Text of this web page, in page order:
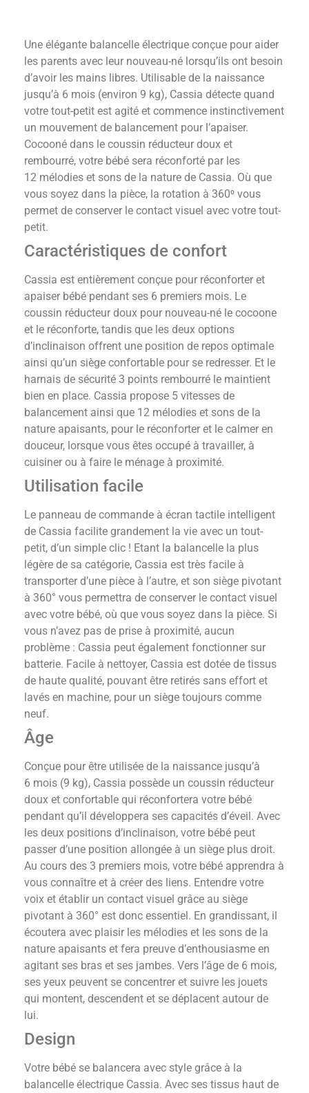
Une élégante balancelle électrique conçue pour aider
les parents avec leur nouveau-né lorsqu’ils ont besoin
d’avoir les mains libres. Utilisable de la naissance
jusqu’à 6 mois (environ 9 kg), Cassia détecte quand
votre tout-petit est agité et commence instinctivement
un mouvement de balancement pour l’apaiser.
Cocooné dans le coussin réducteur doux et
rembourré, votre bébé sera réconforté par les
12 mélodies et sons de la nature de Cassia. Où que
vous soyez dans la pièce, la rotation à 360⁰ vous
permet de conserver le contact visuel avec votre tout-
petit.
Caractéristiques de confort
Cassia est entièrement conçue pour réconforter et
apaiser bébé pendant ses 6 premiers mois. Le
coussin réducteur doux pour nouveau-né le cocoone
et le réconforte, tandis que les deux options
d’inclinaison offrent une position de repos optimale
ainsi qu’un siège confortable pour se redresser. Et le
harnais de sécurité 3 points rembourré le maintient
bien en place. Cassia propose 5 vitesses de
balancement ainsi que 12 mélodies et sons de la
nature apaisants, pour le réconforter et le calmer en
douceur, lorsque vous êtes occupé à travailler, à
cuisiner ou à faire le ménage à proximité.
Utilisation facile
Le panneau de commande à écran tactile intelligent
de Cassia facilite grandement la vie avec un tout-
petit, d’un simple clic ! Etant la balancelle la plus
légère de sa catégorie, Cassia est très facile à
transporter d’une pièce à l’autre, et son siège pivotant
à 360° vous permettra de conserver le contact visuel
avec votre bébé, où que vous soyez dans la pièce. Si
vous n’avez pas de prise à proximité, aucun
problème : Cassia peut également fonctionner sur
batterie. Facile à nettoyer, Cassia est dotée de tissus
de haute qualité, pouvant être retirés sans effort et
lavés en machine, pour un siège toujours comme
neuf.
Âge
Conçue pour être utilisée de la naissance jusqu’à
6 mois (9 kg), Cassia possède un coussin réducteur
doux et confortable qui réconfortera votre bébé
pendant qu’il développera ses capacités d’éveil. Avec
les deux positions d’inclinaison, votre bébé peut
passer d’une position allongée à un siège plus droit.
Au cours des 3 premiers mois, votre bébé apprendra à
vous connaître et à créer des liens. Entendre votre
voix et établir un contact visuel grâce au siège
pivotant à 360° est donc essentiel. En grandissant, il
écoutera avec plaisir les mélodies et les sons de la
nature apaisants et fera preuve d’enthousiasme en
agitant ses bras et ses jambes. Vers l’âge de 6 mois,
ses yeux peuvent se concentrer et suivre les jouets
qui montent, descendent et se déplacent autour de
lui.
Design
Votre bébé se balancera avec style grâce à la
balancelle électrique Cassia. Avec ses tissus haut de